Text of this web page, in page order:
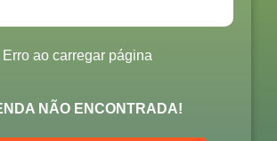
Erro ao carregar página
NÃO ENCONTRADA!